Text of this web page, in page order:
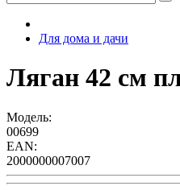
Для дома и дачи
Ляган 42 см
Модель:
00699
EAN:
2000000007007